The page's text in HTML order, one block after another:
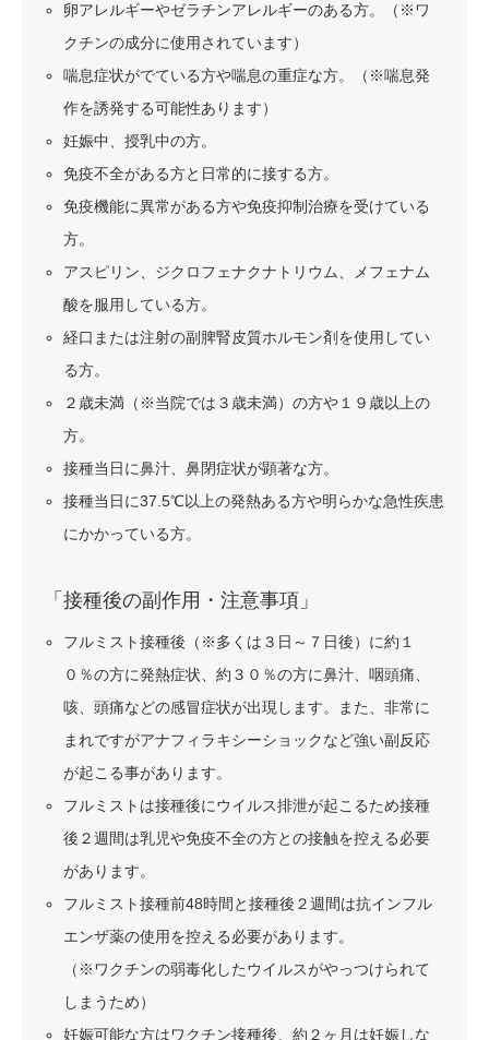
卵アレルギーやゼラチンアレルギーのある方。（※ワ
クチンの成分に使用されています）
喘息症状がでている方や喘息の重症な方。（※喘息発
作を誘発する可能性あります）
妊娠中、授乳中の方。
免疫不全がある方と日常的に接する方。
免疫機能に異常がある方や免疫抑制治療を受けている
方。
アスピリン、ジクロフェナクナトリウム、メフェナム
酸を服用している方。
経口または注射の副脾腎皮質ホルモン剤を使用してい
る方。
２歳未満（※当院では３歳未満）の方や１９歳以上の
方。
接種当日に鼻汁、鼻閉症状が顕著な方。
接種当日に37.5℃以上の発熱ある方や明らかな急性疾患
にかかっている方。
「接種後の副作用・注意事項」
フルミスト接種後（※多くは３日～７日後）に約１
０％の方に発熱症状、約３０％の方に鼻汁、咽頭痛、
咳、頭痛などの感冒症状が出現します。また、非常に
まれですがアナフィラキシーショックなど強い副反応
が起こる事があります。
フルミストは接種後にウイルス排泄が起こるため接種
後２週間は乳児や免疫不全の方との接触を控える必要
があります。
フルミスト接種前48時間と接種後２週間は抗インフル
エンザ薬の使用を控える必要があります。
（※ワクチンの弱毒化したウイルスがやっつけられて
しまうため）
妊娠可能な方はワクチン接種後、約２ヶ月は妊娠しな